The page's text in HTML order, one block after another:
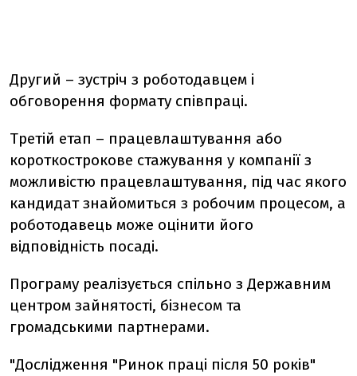
Другий – зустріч з роботодавцем і
обговорення формату співпраці.
Третій етап – працевлаштування або
короткострокове стажування у компанії з
можливістю працевлаштування, під час якого
кандидат знайомиться з робочим процесом, а
роботодавець може оцінити його
відповідність посаді.
Програму реалізується спільно з Державним
центром зайнятості, бізнесом та
громадськими партнерами.
"Дослідження "Ринок праці після 50 років"